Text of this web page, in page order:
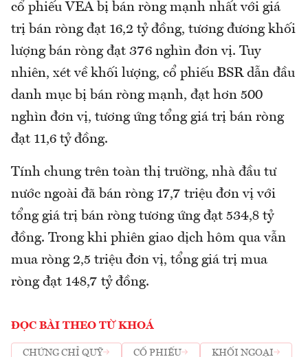
cổ phiếu VEA bị bán ròng mạnh nhất với giá
trị bán ròng đạt 16,2 tỷ đồng, tương đương khối
lượng bán ròng đạt 376 nghìn đơn vị. Tuy
nhiên, xét về khối lượng, cổ phiếu BSR dẫn đầu
danh mục bị bán ròng mạnh, đạt hơn 500
nghìn đơn vị, tương ứng tổng giá trị bán ròng
đạt 11,6 tỷ đồng.
Tính chung trên toàn thị trường, nhà đầu tư
nước ngoài đã bán ròng 17,7 triệu đơn vị với
tổng giá trị bán ròng tương ứng đạt 534,8 tỷ
đồng. Trong khi phiên giao dịch hôm qua vẫn
mua ròng 2,5 triệu đơn vị, tổng giá trị mua
ròng đạt 148,7 tỷ đồng.
ĐỌC BÀI THEO TỪ KHOÁ
CHỨNG CHỈ QUỸ CỔ PHIẾU
KHỐI NGOẠI